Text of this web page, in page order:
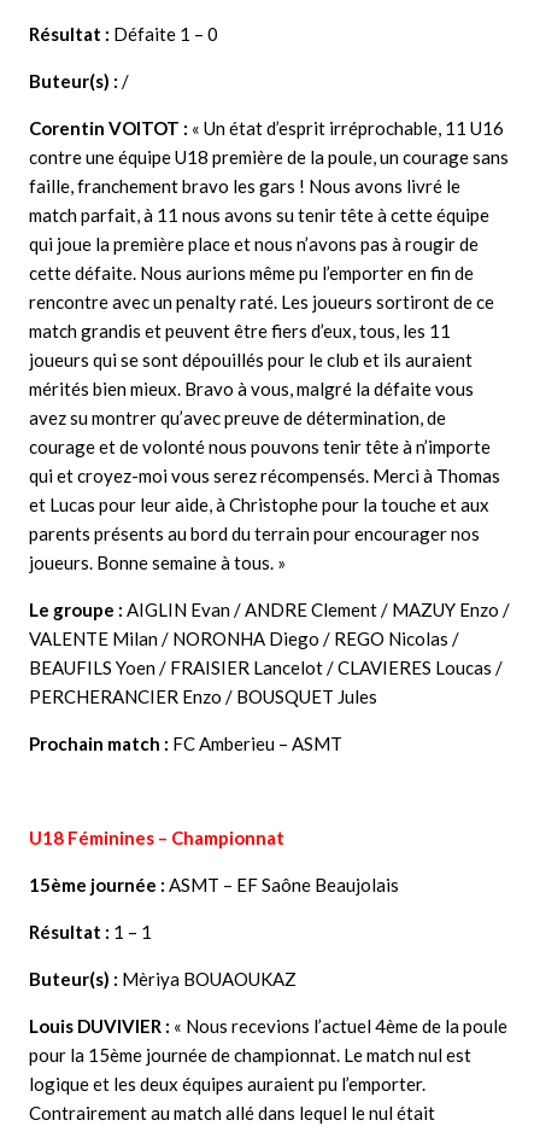
Résultat : Défaite 1 – 0
Buteur(s) : /
Corentin VOITOT : « Un état d’esprit irréprochable, 11 U16
contre une équipe U18 première de la poule, un courage sans
faille, franchement bravo les gars ! Nous avons livré le
match parfait, à 11 nous avons su tenir tête à cette équipe
qui joue la première place et nous n’avons pas à rougir de
cette défaite. Nous aurions même pu l’emporter en fin de
rencontre avec un penalty raté. Les joueurs sortiront de ce
match grandis et peuvent être fiers d’eux, tous, les 11
joueurs qui se sont dépouillés pour le club et ils auraient
mérités bien mieux. Bravo à vous, malgré la défaite vous
avez su montrer qu’avec preuve de détermination, de
courage et de volonté nous pouvons tenir tête à n’importe
qui et croyez-moi vous serez récompensés. Merci à Thomas
et Lucas pour leur aide, à Christophe pour la touche et aux
parents présents au bord du terrain pour encourager nos
joueurs. Bonne semaine à tous. »
Le groupe : AIGLIN Evan / ANDRE Clement / MAZUY Enzo /
VALENTE Milan / NORONHA Diego / REGO Nicolas /
BEAUFILS Yoen / FRAISIER Lancelot / CLAVIERES Loucas /
PERCHERANCIER Enzo / BOUSQUET Jules
Prochain match : FC Amberieu – ASMT
U18 Féminines – Championnat
15ème journée : ASMT – EF Saône Beaujolais
Résultat : 1 – 1
Buteur(s) : Mèriya BOUAOUKAZ
Louis DUVIVIER : « Nous recevions l’actuel 4ème de la poule
pour la 15ème journée de championnat. Le match nul est
logique et les deux équipes auraient pu l’emporter.
Contrairement au match allé dans lequel le nul était